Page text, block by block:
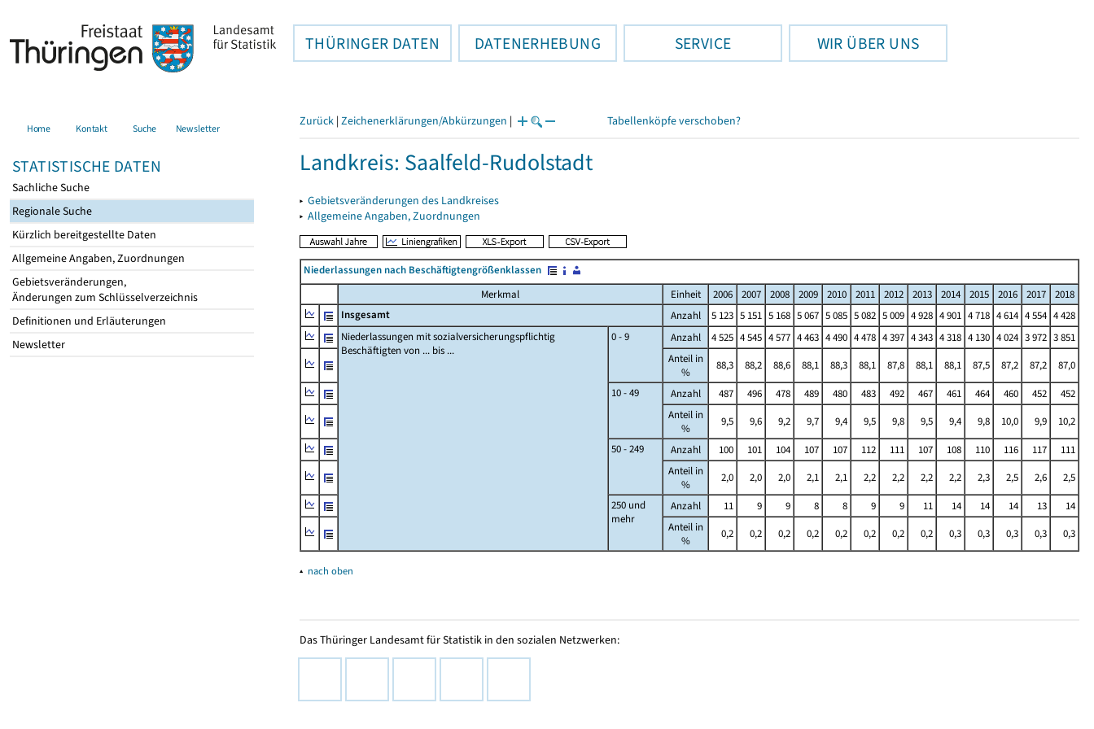
THÜRINGER DATEN DATENERHEBUNG SERVICE WIR ÜBER UNS
Home Kontakt Suche Newsletter
STATISTISCHE DATEN
Sachliche Suche
Regionale Suche
Kürzlich bereitgestellte Daten
Allgemeine Angaben, Zuordnungen
Gebietsveränderungen,
Änderungen zum Schlüsselverzeichnis
Definitionen und Erläuterungen
Newsletter
Zurück | Zeichenerklärungen/Abkürzungen | Tabellenköpfe verschoben?
Landkreis: Saalfeld-Rudolstadt
▸ Gebietsveränderungen des Landkreises
▸ Allgemeine Angaben, Zuordnungen
Niederlassungen nach Beschäftigtengrößenklassen
Merkmal
Einheit 2006 2007 2008 2009 2010 2011 2012 2013 2014 2015 2016 2017
2018
Insgesamt
Anzahl 5 123 5 151 5 168 5 067 5 085 5 082 5 009 4 928 4 901 4 718 4 614 4 554 4 428
Niederlassungen mit sozialversicherungspflichtig
Beschäftigten von ... bis ...
0 - 9 Anzahl 4 525 4 545 4 577 4 463 4 490 4 478 4 397 4 343 4 318 4 130 4 024 3 972 3 851
Anteil in
%
88,3 88,2 88,6 88,1 88,3 88,1 87,8 88,1 88,1 87,5 87,2 87,2
87,0
10 - 49
Anzahl 487 496 478 489 480 483 492 467 461 464 460 452
452
Anteil in
%
9,5 9,6 9,2 9,7 9,4 9,5 9,8 9,5 9,4 9,8 10,0 9,9
10,2
50 - 249
Anzahl 100 101 104 107 107 112 111 107 108 110 116 117
111
Anteil in
%
2,0 2,0 2,0 2,1 2,1 2,2 2,2 2,2 2,2 2,3 2,5 2,6
2,5
250 und
mehr
Anzahl 11 9 9 8 8 9 9 11 14 14 14 13
14
Anteil in
%
0,2 0,2 0,2 0,2 0,2 0,2 0,2 0,2 0,3 0,3 0,3 0,3 0,3
▴ nach oben
Das Thüringer Landesamt für Statistik in den sozialen Netzwerken: